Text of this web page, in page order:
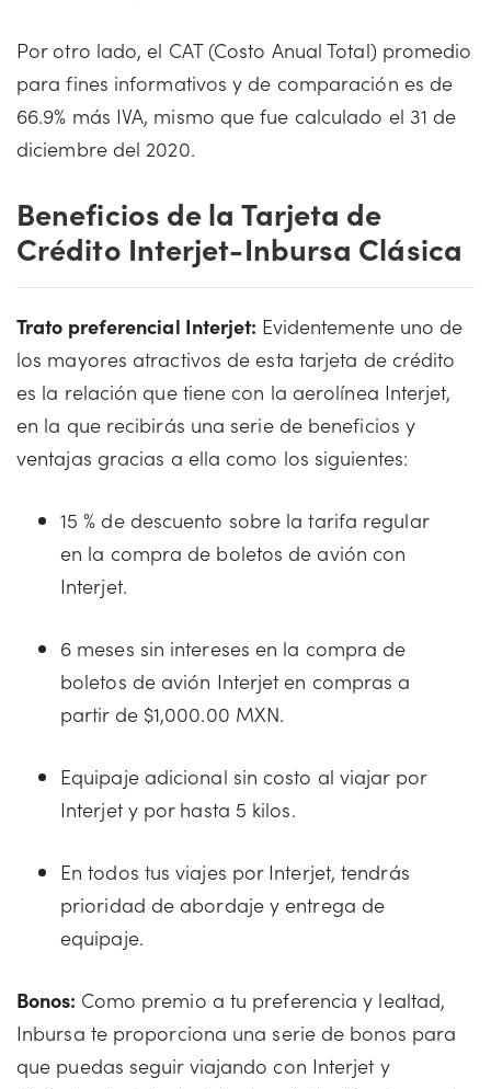
Por otro lado, el CAT (Costo Anual Total) promedio
para fines informativos y de comparación es de
66.9% más IVA, mismo que fue calculado el 31 de
diciembre del 2020.
Beneficios de la Tarjeta de
Crédito Interjet-Inbursa Clásica
Trato preferencial Interjet: Evidentemente uno de
los mayores atractivos de esta tarjeta de crédito
es la relación que tiene con la aerolínea Interjet,
en la que recibirás una serie de beneficios y
ventajas gracias a ella como los siguientes:
15 % de descuento sobre la tarifa regular
en la compra de boletos de avión con
Interjet.
6 meses sin intereses en la compra de
boletos de avión Interjet en compras a
partir de $1,000.00 MXN.
Equipaje adicional sin costo al viajar por
Interjet y por hasta 5 kilos.
En todos tus viajes por Interjet, tendrás
prioridad de abordaje y entrega de
equipaje.
Bonos: Como premio a tu preferencia y lealtad,
Inbursa te proporciona una serie de bonos para
que puedas seguir viajando con Interjet y